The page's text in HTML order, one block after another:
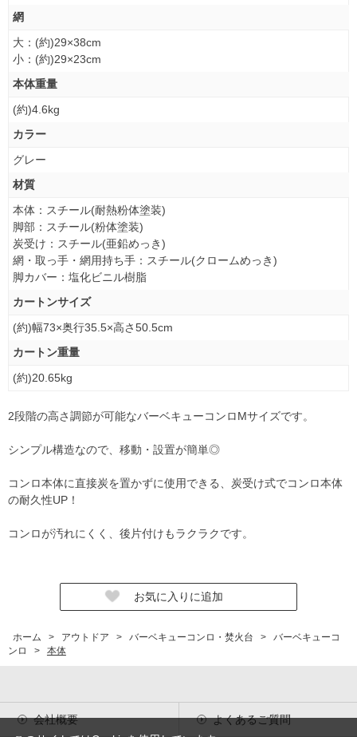
網
大：(約)29×38cm
小：(約)29×23cm
本体重量
(約)4.6kg
カラー
グレー
材質
本体：スチール(耐熱粉体塗装)
脚部：スチール(粉体塗装)
炭受け：スチール(亜鉛めっき)
網・取っ手・網用持ち手：スチール(クロームめっき)
脚カバー：塩化ビニル樹脂
カートンサイズ
(約)幅73×奥行35.5×高さ50.5cm
カートン重量
(約)20.65kg
2段階の高さ調節が可能なバーベキューコンロMサイズです。
シンプル構造なので、移動・設置が簡単◎
コンロ本体に直接炭を置かずに使用できる、炭受け式でコンロ本体
の耐久性UP！
コンロが汚れにくく、後片付けもラクラクです。
ホーム > アウトドア > バーベキューコンロ・焚火台 >
バーベキューコ
ンロ
> 本体
会社概要
よくあるご質問